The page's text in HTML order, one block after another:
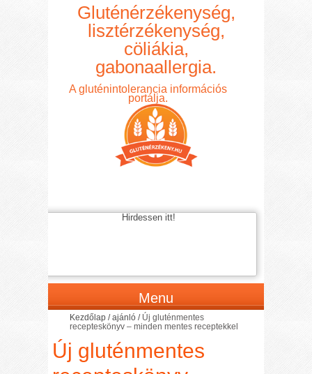
Gluténérzékenység,
lisztérzékenység,
cöliákia,
gabonaallergia.
A gluténintolerancia információs
portálja.
Hirdessen itt!
Menu
Kezdőlap /ajánló / Új gluténmentes
recepteskönyv – minden mentes receptekkel
Új gluténmentes